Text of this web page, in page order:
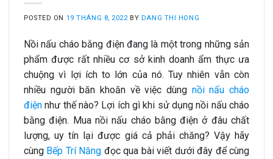
POSTED ON 19 THÁNG 8, 2022 BY DANG THI HONG
Nồi nấu cháo bằng điện đang là một trong những sản
phẩm được rất nhiều cơ sở kinh doanh ẩm thực ưa
chuộng vì lợi ích to lớn của nó. Tuy nhiên vẫn còn
nhiều người băn khoăn về việc dùng nồi nấu cháo
điện như thế nào? Lợi ích gì khi sử dụng nồi nấu cháo
bằng điện. Mua nồi nấu cháo bằng điện ở đâu chất
lượng, uy tín lại được giá cả phải chăng? Vậy hãy
cùng Bếp Trí Năng đọc qua bài viết dưới đây để cùng